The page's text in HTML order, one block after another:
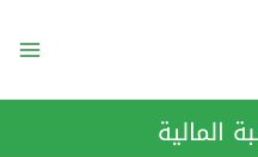
المالية